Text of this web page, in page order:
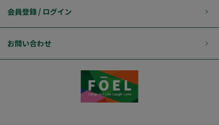
会員登録 / ログイン
お問い合わせ